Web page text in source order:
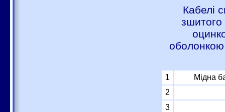
Кабелі
зшитого
оболонкою
1
Мідна
2
3